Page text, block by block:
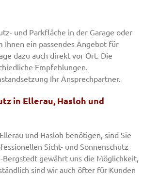
und Parkfläche in der Garage oder
ein passendes Angebot für
dazu auch direkt vor Ort. Die
Empfehlungen.
Ihr Ansprechpartner.
in Ellerau, Hasloh und
und Hasloh benötigen, sind Sie
Sicht- und Sonnenschutz
Bergstedt gewährt uns die Möglichkeit,
sind wir auch öfter für Kunden